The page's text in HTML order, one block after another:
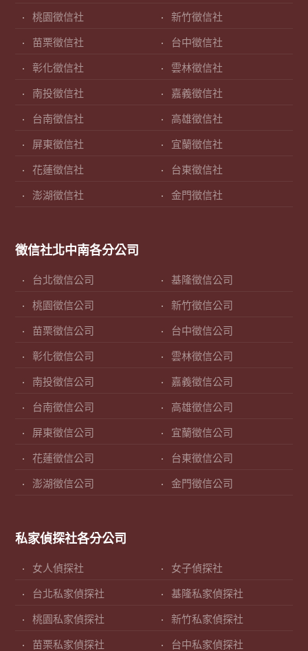
桃園徵信社 新竹徵信社
苗栗徵信社 台中徵信社
彰化徵信社 雲林徵信社
南投徵信社 嘉義徵信社
台南徵信社 高雄徵信社
屏東徵信社 宜蘭徵信社
花蓮徵信社 台東徵信社
澎湖徵信社 金門徵信社
徵信社北中南各分公司
台北徵信公司 基隆徵信公司
桃園徵信公司 新竹徵信公司
苗栗徵信公司 台中徵信公司
彰化徵信公司 雲林徵信公司
南投徵信公司 嘉義徵信公司
台南徵信公司 高雄徵信公司
屏東徵信公司 宜蘭徵信公司
花蓮徵信公司 台東徵信公司
澎湖徵信公司 金門徵信公司
私家偵探社各分公司
女人偵探社 女子偵探社
台北私家偵探社 基隆私家偵探社
桃園私家偵探社 新竹私家偵探社
苗栗私家偵探社 台中私家偵探社